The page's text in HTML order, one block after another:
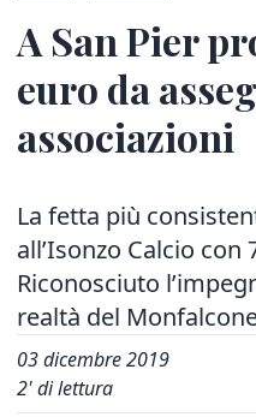
A San Pier
euro da
associazioni
La fetta più
all’Isonzo Calcio con
Riconosciuto
realtà del
03 dicembre 2019
2' di lettura